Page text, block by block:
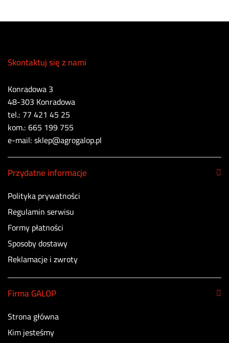
Skontaktuj się z nami
Konradowa 3
48-303 Konradowa
tel.: 77 421 45 25
kom.: 665 199 755
e-mail: sklep@agrogalop.pl
Przydatne informacje
Polityka prywatności
Regulamin serwisu
Formy płatności
Sposoby dostawy
Reklamacje i zwroty
Firma GALOP
Strona główna
Kim jesteśmy